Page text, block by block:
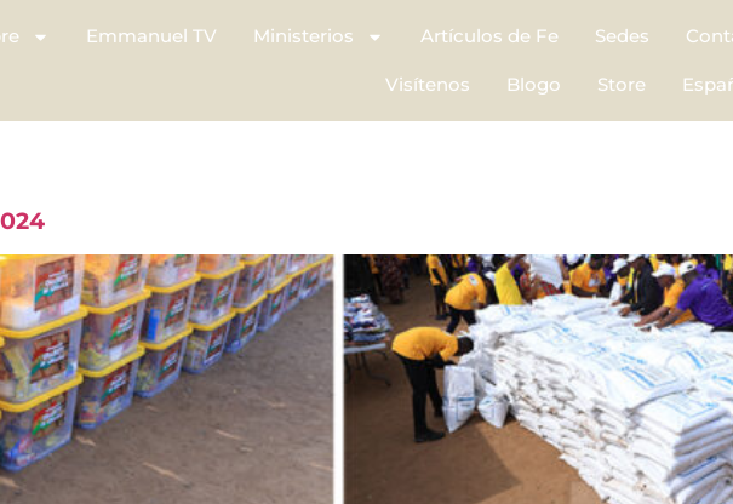
Emmanuel TV Ministerios Artículos de Fe Sedes
Visítenos Blogo Store